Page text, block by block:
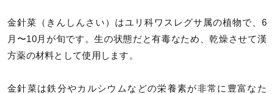
金針菜（きんしんさい）はユリ科ワスレグサ属の植物で、6
月〜10月が旬です。生の状態だと有毒なため、乾燥させて漢
方薬の材料として使用します。
金針菜は鉄分やカルシウムなどの栄養素が非常に豊富なた